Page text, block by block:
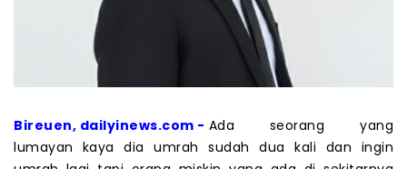
Bireuen, dailyinews.com - Ada seorang yang
lumayan kaya dia umrah sudah dua kali dan ingin